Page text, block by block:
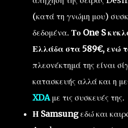
(κατά τη γνώμη μου)
δεδομένα. Το One S
Ελλάδα στα 589€, ενώ
πλεονέκτημά της είναι
κατασκευής αλλά και η
XDAμε τις συσκευές της.
Η Samsungεδώ και